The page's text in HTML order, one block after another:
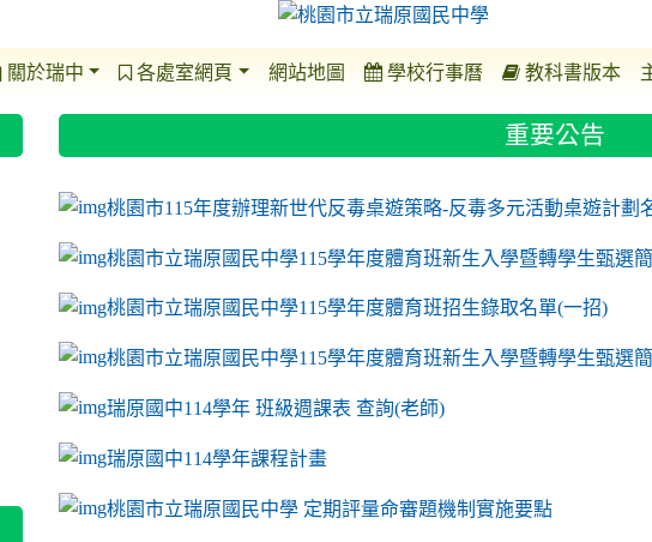
關於瑞中 各處室網頁 網站地圖 學校行事曆 教科書版本
重要公告
link to https://sites.google.com/a/m2.ryjh.tyc.edu.tw/ryjh011/
桃園市115年度辦理新世代反毒桌遊策略-反毒多元活動桌遊計劃
桃園市立瑞原國民中學115學年度體育班新生入學暨轉學生甄選
桃園市立瑞原國民中學115學年度體育班招生錄取名單(一招)
桃園市立瑞原國民中學115學年度體育班新生入學暨轉學生甄選
瑞原國中114學年 班級週課表 查詢(老師)
瑞原國中114學年課程計畫
link to https://sites.google.com/a/m2.ryjh.tyc.edu.tw/ryjh011/
桃園市立瑞原國民中學 定期評量命審題機制實施要點